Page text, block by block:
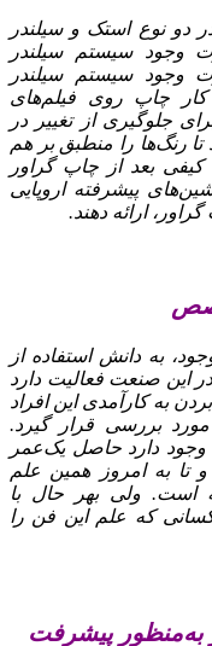
نوع استک و سیلندر
وجود سیستم سیلندر
وجود سیستم سیلندر
چاپ روی فیلم‌های
جلوگیری از تغییر در
تا رنگ‌ها را منطبق بر هم
بعد از چاپ گراور
پیشرفته اروپایی
ارائه دهند.
به دانش استفاده از
این صنعت فعالیت دارد
به کارآمدی این افراد
بررسی قرار گیرد.
دارد حاصل یک‌عمر
تا به امروز همین علم
است. ولی بهر حال با
کسانی که علم این فن را
به‌منظور پیشرفت